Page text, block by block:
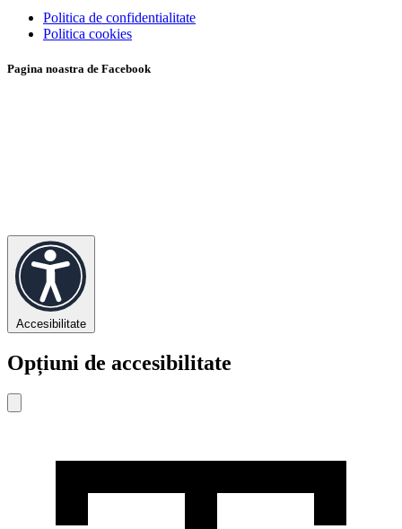
Politica de confidentialitate
Politica cookies
Pagina noastra de Facebook
Accesibilitate
Opțiuni de accesibilitate